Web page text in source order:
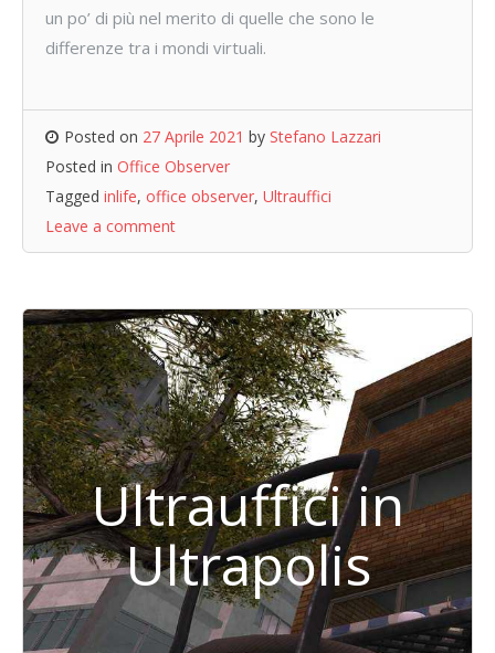
un po’ di più nel merito di quelle che sono le
differenze tra i mondi virtuali.
Posted on 27 Aprile 2021 by Stefano Lazzari
Posted in Office Observer
Tagged inlife, office observer, Ultrauffici
Leave a comment
Ultrauffici in
Ultrapolis